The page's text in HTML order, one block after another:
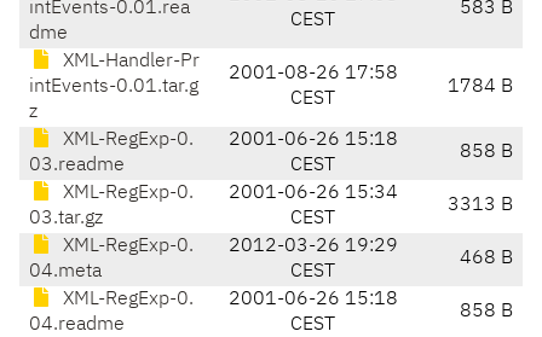
intEvents-0.01.rea
dme
CEST
583 B
XML-Handler-Pr
intEvents-0.01.tar.g
z
2001-08-26 17:58
CEST
1784 B
XML-RegExp-0.
03.readme
2001-06-26 15:18
CEST
858 B
XML-RegExp-0.
03.tar.gz
2001-06-26 15:34
CEST
3313 B
XML-RegExp-0.
04.meta
2012-03-26 19:29
CEST
468 B
XML-RegExp-0.
04.readme
2001-06-26 15:18
CEST
858 B